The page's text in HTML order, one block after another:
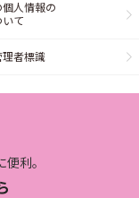
個人情報の
いて
理者標識
利。